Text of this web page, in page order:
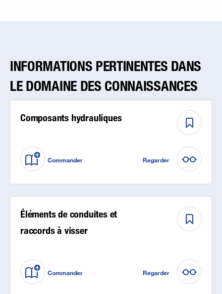
INFORMATIONS PERTINENTES DANS
LE DOMAINE DES CONNAISSANCES
Composants hydrauliques
Commander Regarder
Éléments de conduites et
raccords à visser
Commander Regarder